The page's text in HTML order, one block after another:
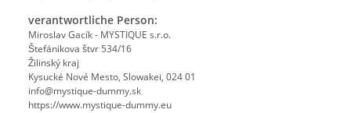
verantwortliche Person:
Miroslav Gacík - MYSTIQUE s.r.o.
Štefánikova štvr 534/16
Žilinský kraj
Kysucké Nové Mesto, Slowakei, 024 01
info@mystique-dummy.sk
https://www.mystique-dummy.eu